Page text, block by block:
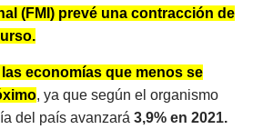
(FMI) prevé una contracción de
economías que menos se
, ya que según el organismo
del país avanzará 3,9% en 2021.